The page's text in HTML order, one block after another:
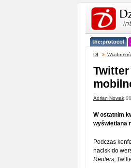
the:protocol
DI
Adrian Nowak
W ostatnim
wyświetlana
Podczas
nacisk do
Reuters,